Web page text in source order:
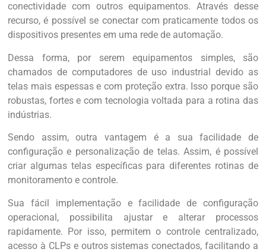
conectividade com outros equipamentos. Através desse
recurso, é possível se conectar com praticamente todos os
dispositivos presentes em uma rede de automação.
Dessa forma, por serem equipamentos simples, são
chamados de computadores de uso industrial devido as
telas mais espessas e com proteção extra. Isso porque são
robustas, fortes e com tecnologia voltada para a rotina das
indústrias.
Sendo assim, outra vantagem é a sua facilidade de
configuração e personalização de telas. Assim, é possível
criar algumas telas específicas para diferentes rotinas de
monitoramento e controle.
Sua fácil implementação e facilidade de configuração
operacional, possibilita ajustar e alterar processos
rapidamente. Por isso, permitem o controle centralizado,
acesso à CLPs e outros sistemas conectados, facilitando a